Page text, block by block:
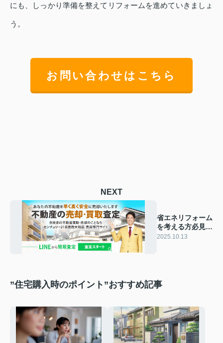
にも、しっかり準備を整えてリフォームを進めていきましょ
う。
お問い合わせはこちら
NEXT
省エネリフォーム
を考える方必見！
グリーンリフォー
2025.10.13
”住宅購入時のポイント”おすすめ記事